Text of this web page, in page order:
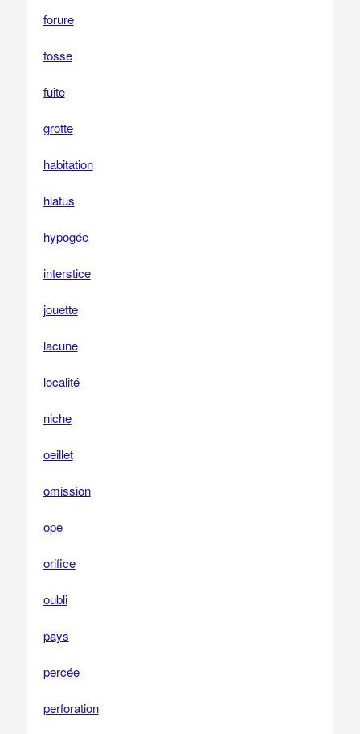
forure
fosse
fuite
grotte
habitation
hiatus
hypogée
interstice
jouette
lacune
localité
niche
oeillet
omission
ope
orifice
oubli
pays
percée
perforation